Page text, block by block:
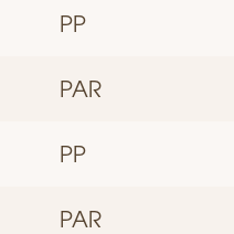
PP
PAR
PP
PAR